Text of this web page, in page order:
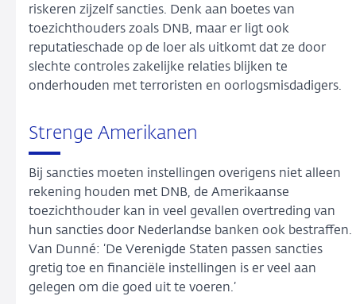
riskeren zijzelf sancties. Denk aan boetes van
toezichthouders zoals DNB, maar er ligt ook
reputatieschade op de loer als uitkomt dat ze door
slechte controles zakelijke relaties blijken te
onderhouden met terroristen en oorlogsmisdadigers.
Strenge Amerikanen
Bij sancties moeten instellingen overigens niet alleen
rekening houden met DNB, de Amerikaanse
toezichthouder kan in veel gevallen overtreding van
hun sancties door Nederlandse banken ook bestraffen.
Van Dunné: ‘De Verenigde Staten passen sancties
gretig toe en financiële instellingen is er veel aan
gelegen om die goed uit te voeren.’